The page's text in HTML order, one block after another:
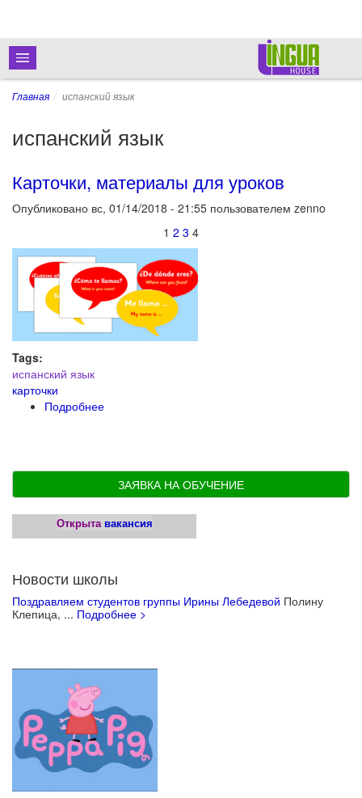
Главная испанский язык
испанский язык
Карточки, материалы для уроков
Опубликовано вс, 01/14/2018 - 21:55 пользователем zenno
1 2 3 4
Tags:
испанский язык
карточки
Подробнее
ЗАЯВКА НА ОБУЧЕНИЕ
Открыта вакансия
Новости школы
Поздравляем студентов группы Ирины Лебедевой Полину
Клепица, ... Подробнее >